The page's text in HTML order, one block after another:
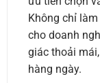
Không chỉ
cho doanh
giác thoải
hàng ngày.